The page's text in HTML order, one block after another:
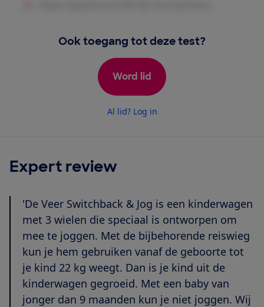
Ook toegang tot deze test?
Word lid
Al lid? Log in
Expert review
'De Veer Switchback & Jog is een kinderwagen
met 3 wielen die speciaal is ontworpen om
mee te joggen. Met de bijbehorende reiswieg
kun je hem gebruiken vanaf de geboorte tot
je kind 22 kg weegt. Dan is je kind uit de
kinderwagen gegroeid. Met een baby van
jonger dan 9 maanden kun je niet joggen. Wij